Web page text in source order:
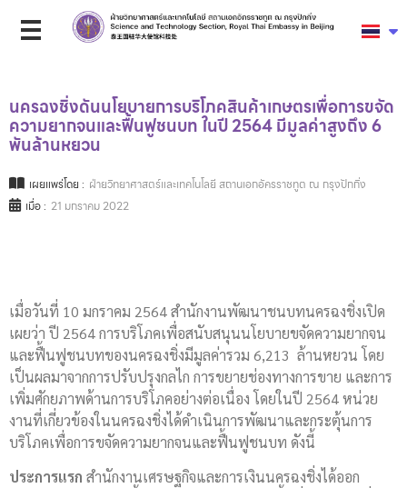
นครฉงชิ่งดันนโยบายการบริโภคสินค้าเกษตรเพื่อการขจัด
ความยากจนและฟื้นฟูชนบท ในปี 2564 มีมูลค่าสูงถึง 6
พันล้านหยวน
เผยแพร่โดย : ฝ่ายวิทยาศาสตร์และเทคโนโลยี สถานเอกอัครราชทูต ณ กรุงปักกิ่ง
เมื่อ : 21 มกราคม 2022
เมื่อวันที่ 10 มกราคม 2564 สำนักงานพัฒนาชนบทนครฉงชิ่งเปิด
เผยว่า ปี 2564 การบริโภคเพื่อสนับสนุนนโยบายขจัดความยากจน
และฟื้นฟูชนบทของนครฉงชิ่งมีมูลค่ารวม 6,213 ล้านหยวน โดย
เป็นผลมาจากการปรับปรุงกลไก การขยายช่องทางการขาย และการ
เพิ่มศักยภาพด้านการบริโภคอย่างต่อเนื่อง โดยในปี 2564 หน่วย
งานที่เกี่ยวข้องในนครฉงชิ่งได้ดำเนินการพัฒนาและกระตุ้นการ
บริโภคเพื่อการขจัดความยากจนและฟื้นฟูชนบท ดังนี้
ประการแรก สำนักงานเศรษฐกิจและการเงินนครฉงชิ่งได้ออก